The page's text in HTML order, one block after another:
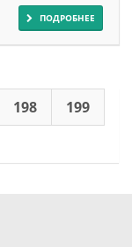
ПОДРОБНЕЕ
198
199